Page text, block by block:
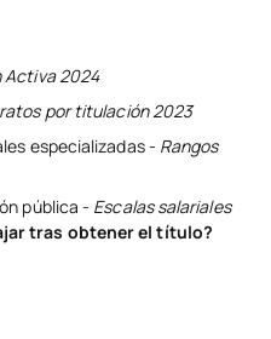
Activa 2024
por titulación 2023
especializadas - Rangos
pública - Escalas salariales
tras obtener el título?